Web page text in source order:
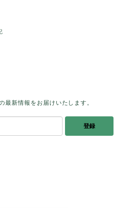
という言い伝えがあるケサラン
敵です。メッセージでは色々記
、またいつかお会いして楽しい
え入れてくださり とても嬉
。 この石のふわりとした光を
」でした。これからはT様の
守ってくれるのではないかな
最新情報をお届けいたします。
登録